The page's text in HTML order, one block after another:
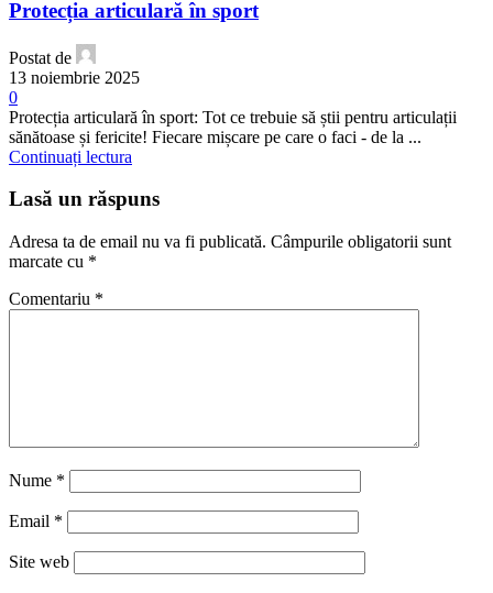
Protecția articulară în sport
Postat de
13 noiembrie 2025
0
Protecția articulară în sport: Tot ce trebuie să știi pentru articulații
sănătoase și fericite! Fiecare mișcare pe care o faci - de la ...
Continuați lectura
Lasă un răspuns
Adresa ta de email nu va fi publicată. Câmpurile obligatorii sunt
marcate cu *
Comentariu *
Nume *
Email *
Site web